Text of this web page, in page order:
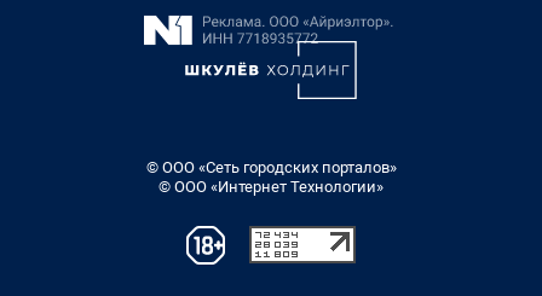
© ООО «Сеть городских порталов»
© ООО «Интернет Технологии»